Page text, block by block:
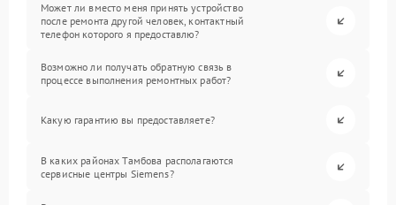
Может ли вместо меня принять устройство
после ремонта другой человек, контактный
телефон которого я предоставлю?
Возможно ли получать обратную связь в
процессе выполнения ремонтных работ?
Какую гарантию вы предоставляете?
В каких районах Тамбова располагаются
сервисные центры Siemens?